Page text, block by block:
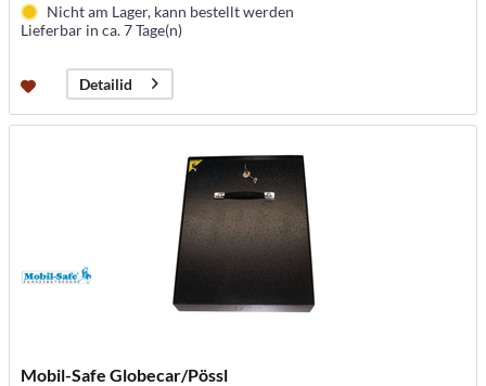
Nicht am Lager, kann bestellt werden
Lieferbar in ca. 7 Tage(n)
Detailid
Mobil-Safe Globecar/Pössl